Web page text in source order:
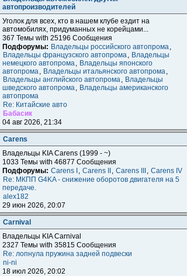
автопроизводителей
Уголок для всех, кто в нашем клубе ездит на
автомобилях, придуманных не корейцами...
367 Темы with 25196 Сообщения
Подфорумы: Владельцы российского автопрома,
Владельцы французского автопрома, Владельцы
немецкого автопрома, Владельцы японского
автопрома, Владельцы итальянского автопрома,
Владельцы английского автопрома, Владельцы
шведского автопрома, Владельцы американского
автопрома
Re: Китайские авто
Бабасик
04 авг 2026, 21:34
Carens
Владельцы KIA Carens (1999 - ~)
1033 Темы with 46877 Сообщения
Подфорумы: Carens I , Carens II , Carens III , Carens IV
Re: МКПП G4KA - снижение оборотов двигателя на 5
передаче.
alex182
29 июн 2026, 20:07
Carnival
Владельцы KIA Carnival
2327 Темы with 35815 Сообщения
Re: лопнула пружина задней подвески
ni-ni
18 июл 2026, 20:02